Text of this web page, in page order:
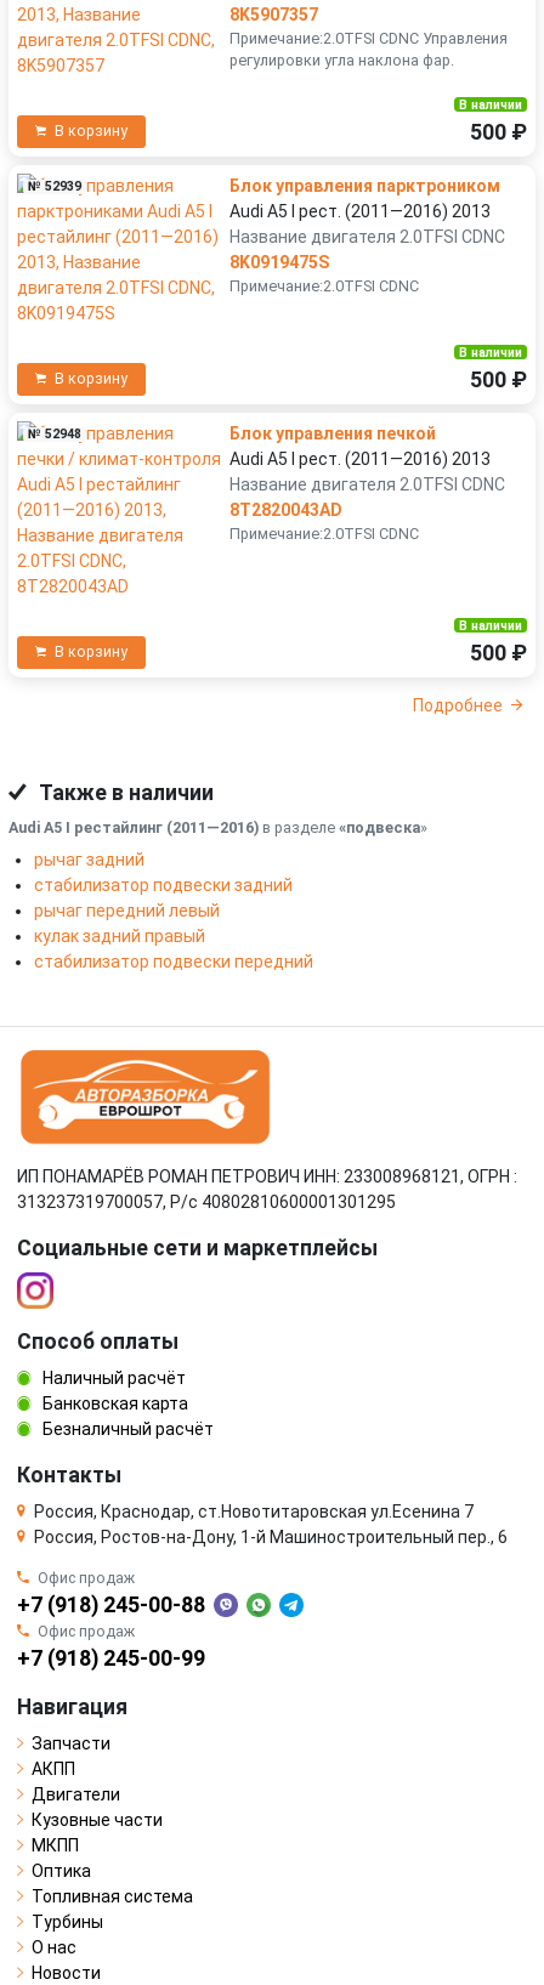
8K5907357
Примечание:2.0TFSI CDNC Управления
регулировки угла наклона фар.
В корзину
В наличии
500 ₽
№ 52939
Блок управления парктроником
Audi A5 I рест. (2011—2016) 2013
Название двигателя 2.0TFSI CDNC
8K0919475S
Примечание:2.0TFSI CDNC
В корзину
В наличии
500 ₽
№ 52948
Блок управления печкой
Audi A5 I рест. (2011—2016) 2013
Название двигателя 2.0TFSI CDNC
8T2820043AD
Примечание:2.0TFSI CDNC
В корзину
В наличии
500 ₽
Подробнее
Также в наличии
Audi A5 I рестайлинг (2011—2016) в разделе «подвеска»
рычаг задний
стабилизатор подвески задний
рычаг передний левый
кулак задний правый
стабилизатор подвески передний
ИП ПОНАМАРЁВ РОМАН ПЕТРОВИЧ ИНН: 233008968121, ОГРН :
313237319700057, Р/c 40802810600001301295
Социальные сети и маркетплейсы
Способ оплаты
Наличный расчёт
Банковская карта
Безналичный расчёт
Контакты
Россия, Краснодар, ст.Новотитаровская ул.Есенина 7
Россия, Ростов-на-Дону, 1-й Машиностроительный пер., 6
Офис продаж
+7 (918) 245-00-88
Офис продаж
+7 (918) 245-00-99
Навигация
Запчасти
АКПП
Двигатели
Кузовные части
МКПП
Оптика
Топливная система
Турбины
О нас
Новости